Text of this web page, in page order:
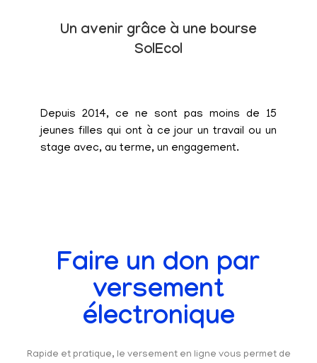
Un avenir grâce à une bourse
SolEcol
Depuis 2014, ce ne sont pas moins de 15
jeunes filles qui ont à ce jour un travail ou un
stage avec, au terme, un engagement.
Faire un don par
versement
électronique
Rapide et pratique, le versement en ligne vous permet de